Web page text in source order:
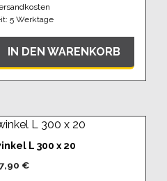
5 Werktage
IN DEN WARENKORB
L 300 x 20
€